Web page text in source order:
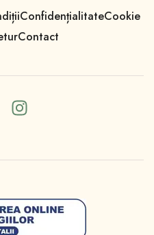
ConfidențialitateCookie
Contact